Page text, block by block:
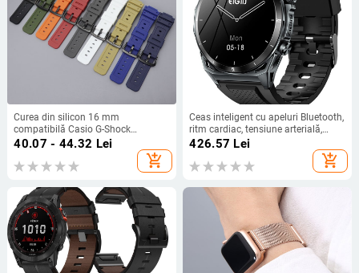
Curea din silicon 16 mm
compatibilă Casio G-Shock
GWM5610 DW-5600 DW-6900
40.07 - 44.32 Lei
add_shopping_cart
Ceas inteligent cu apeluri Bluetooth,
ritm cardiac, tensiune arterială,
monitorizare a somnului și
426.57 Lei
add_shopping_cart